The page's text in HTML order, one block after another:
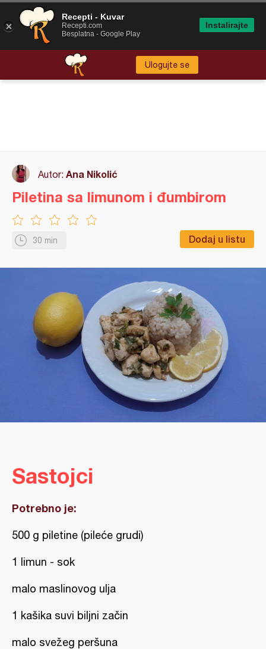
Ulogujte se
Autor: Ana Nikolić
30 min Dodaj u listu
Piletina sa limunom i đumbirom
Sastojci
Potrebno je:
500 g piletine (pileće grudi)
1 limun - sok
malo maslinovog ulja
1 kašika suvi biljni začin
malo svežeg peršuna
Recepti - Kuvar
Recepti.com
Besplatna - Google Play
Instalirajte